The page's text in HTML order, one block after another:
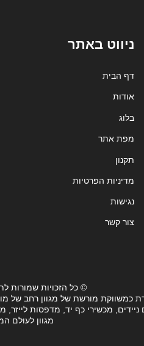
ניווט באתר
דף הבית
אודות
בלוג
מפת אתר
תקנון
מדיניות הפרטיות
נגישות
צור קשר
© כל הזכויות שמורות לתמליל
כמשווקת מורשת של מגוון רחב של
מכשירי כף יד, מדפסות לייזר,
מגוון לעולם